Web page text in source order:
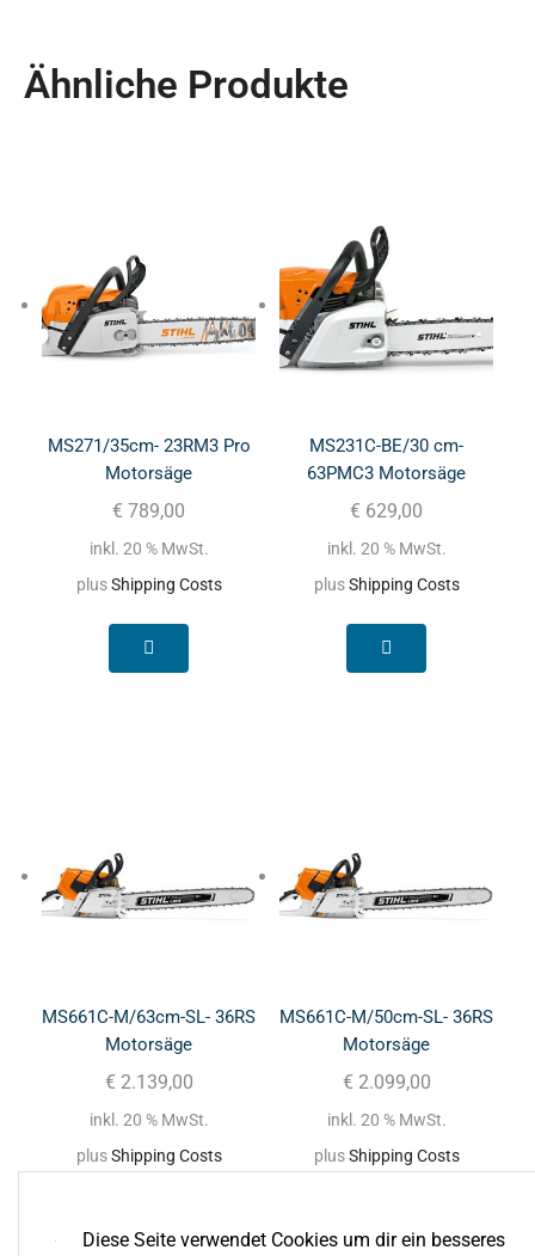
Ähnliche Produkte
MS271/35cm- 23RM3 Pro
Motorsäge
€ 789,00
inkl. 20 % MwSt.
plusShipping Costs
MS231C-BE/30 cm-
63PMC3 Motorsäge
€ 629,00
inkl. 20 % MwSt.
plusShipping Costs
MS661C-M/63cm-SL- 36RS
Motorsäge
€ 2.139,00
inkl. 20 % MwSt.
plusShipping Costs
MS661C-M/50cm-SL- 36RS
Motorsäge
€ 2.099,00
inkl. 20 % MwSt.
plusShipping Costs
Diese Seite verwendet Cookies um dir ein besseres